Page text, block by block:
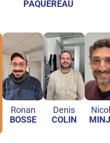
PAQUEREAU
Ronan
BOSSE
Denis
COLIN